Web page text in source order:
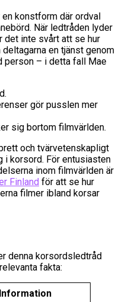
konstform där ordval
När ledtråden lyder
det inte svårt att se hur
en tjänst genom
person – i detta fall Mae
gör pusslen mer
sig bortom filmvärlden.
och tvärvetenskapligt
i korsord. För entusiasten
inom filmvärlden är
Finland för att se hur
filmer ibland korsar
denna korsordsledtråd
fakta:
Information